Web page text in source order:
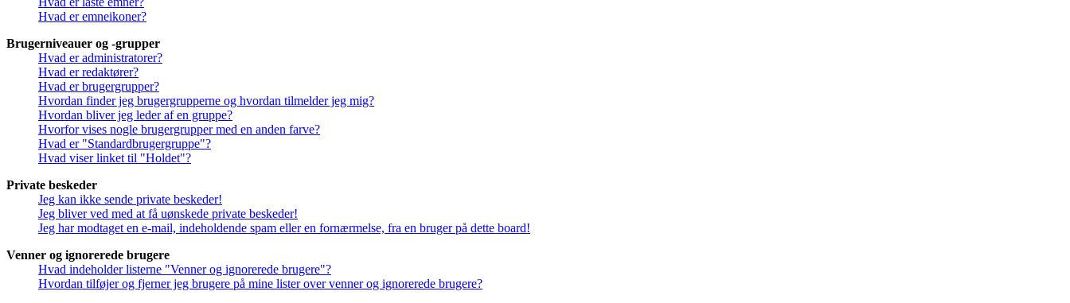
Hvad er emneikoner?
Brugerniveauer og -grupper
Hvad er administratorer?
Hvad er redaktører?
Hvad er brugergrupper?
Hvordan finder jeg brugergrupperne og hvordan tilmelder jeg mig?
Hvordan bliver jeg leder af en gruppe?
Hvorfor vises nogle brugergrupper med en anden farve?
Hvad er "Standardbrugergruppe"?
Hvad viser linket til "Holdet"?
Private beskeder
Jeg kan ikke sende private beskeder!
Jeg bliver ved med at få uønskede private beskeder!
Jeg har modtaget en e-mail, indeholdende spam eller en fornærmelse, fra en bruger på dette board!
Venner og ignorerede brugere
Hvad indeholder listerne "Venner og ignorerede brugere"?
Hvordan tilføjer og fjerner jeg brugere på mine lister over venner og ignorerede brugere?